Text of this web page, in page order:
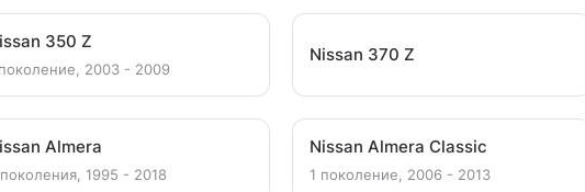
350 Z
2003 - 2009
Nissan 370 Z
Almera
1995 - 2018
Nissan Almera Classic
1 поколение, 2006 - 2013